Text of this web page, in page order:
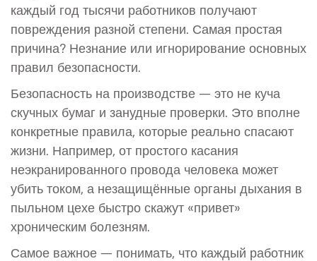
каждый год тысячи работников получают
повреждения разной степени. Самая простая
причина? Незнание или игнорирование основных
правил безопасности.
Безопасность на производстве — это не куча
скучных бумаг и занудные проверки. Это вполне
конкретные правила, которые реально спасают
жизни. Например, от простого касания
неэкранированного провода человека может
убить током, а незащищённые органы дыхания в
пыльном цехе быстро скажут «привет»
хроническим болезням.
Самое важное — понимать, что каждый работник